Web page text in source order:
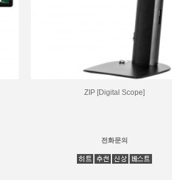
ZIP [Digital Scope]
전화문의